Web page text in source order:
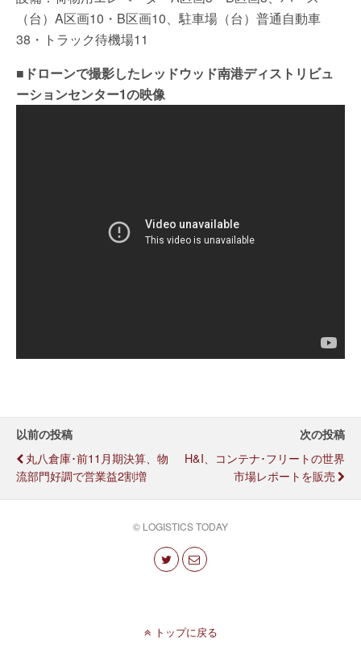
（台）A区画10・B区画10、駐車場（台）普通自動車
38・トラック待機場11
■ドローンで撮影したレッドウッド南港ディストリビュ
ーションセンター1の映像
以前の投稿
丸八倉庫･前11月期決算、物
流部門好調で営業益2割増
次の投稿
H&I、コンテナ･フリートの世界
市場レポートを販売
© LOGISTICS TODAY
トップに戻る